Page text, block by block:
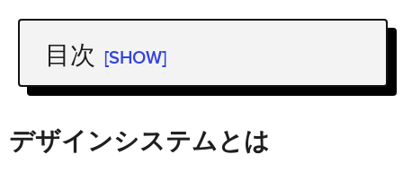
目次 [SHOW]
デザインシステムとは
企業が独自のデザインシステムを構築
デザインシステムとは